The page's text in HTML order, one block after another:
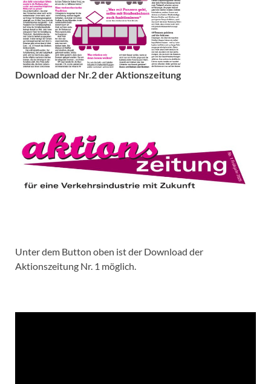
Download der Nr.2 der Aktionszeitung
Unter dem Button oben ist der Download der
Aktionszeitung Nr. 1 möglich.